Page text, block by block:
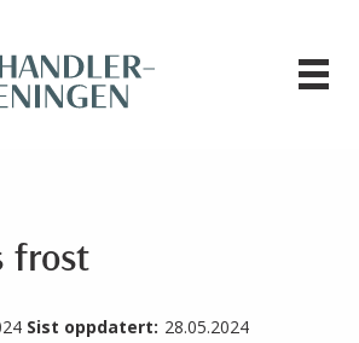
frost
Sist oppdatert: 28.05.2024